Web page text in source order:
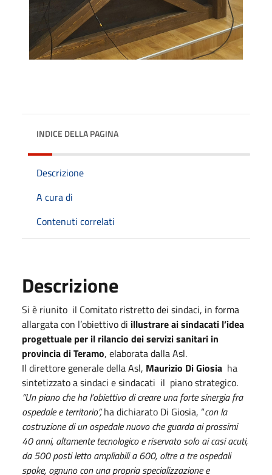
INDICE DELLA PAGINA
Descrizione
A cura di
Contenuti correlati
Descrizione
Si è riunito il Comitato ristretto dei sindaci, in forma
allargata con l’obiettivo di illustrare ai sindacati l’idea
progettuale per il rilancio dei servizi sanitari in
provincia di Teramo, elaborata dalla Asl.
Il direttore generale della Asl, Maurizio Di Giosia ha
sintetizzato a sindaci e sindacati il piano strategico.
“Un piano che ha l’obiettivo di creare una forte sinergia fra
ospedale e territorio”,ha dichiarato Di Giosia, “con la
costruzione di un ospedale nuovo che guarda ai prossimi
40 anni, altamente tecnologico e riservato solo ai casi acuti,
da 500 posti letto ampliabili a 600, oltre a tre ospedali
spoke, ognuno con una propria specializzazione e